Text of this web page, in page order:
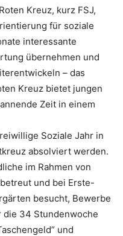
Kreuz, kurz FSJ,
für soziale
interessante
übernehmen und
– das
Kreuz bietet jungen
Zeit in einem
Soziale Jahr in
absolviert werden.
im Rahmen von
und bei Erste-
besucht, Bewerbe
die 34 Stundenwoche
und